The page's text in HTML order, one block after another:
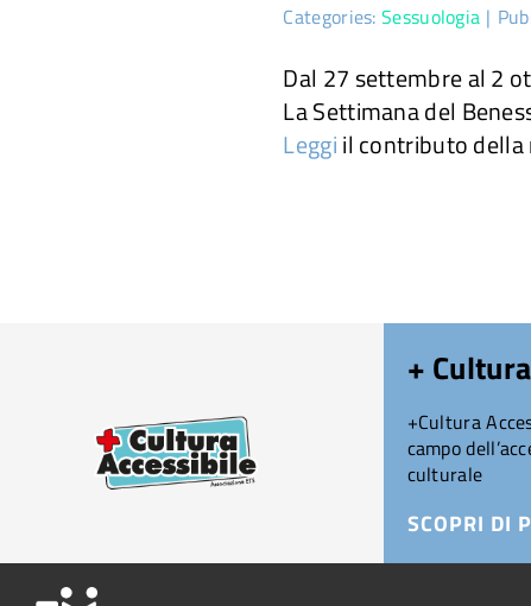
Categories:Sessuologia |
Dal 27 settembre al 2
La Settimana del
Leggiil contributo della
+
+Cultura
campo
culturale
SCOPRI DI